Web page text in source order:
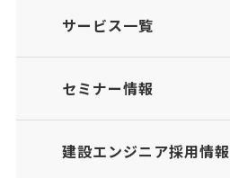
サービス一覧
セミナー情報
建設エンジニア採用情報